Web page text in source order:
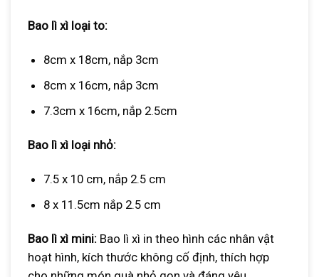
Bao lì xì loại to:
8cm x 18cm, nắp 3cm
8cm x 16cm, nắp 3cm
7.3cm x 16cm, nắp 2.5cm
Bao lì xì loại nhỏ:
7.5 x 10 cm, nắp 2.5 cm
8 x 11.5cm nắp 2.5 cm
Bao lì xì mini: Bao lì xì in theo hình các nhân vật
hoạt hình, kích thước không cố định, thích hợp